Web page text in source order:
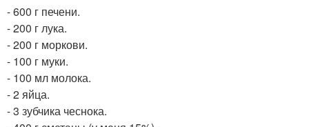
- 600 г печени.
- 200 г лука.
- 200 г моркови.
- 100 г муки.
- 100 мл молока.
- 2 яйца.
- 3 зубчика чеснока.